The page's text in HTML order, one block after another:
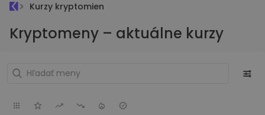
Kurzy kryptomien
Kryptomeny – aktuálne kurzy